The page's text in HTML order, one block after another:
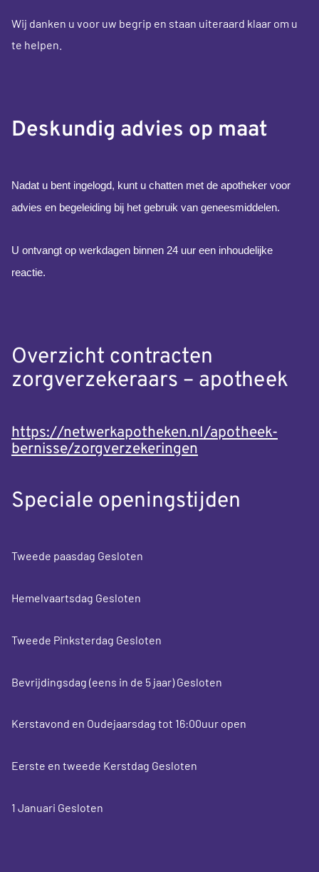
Wij danken u voor uw begrip en staan uiteraard klaar om u
te helpen.
Deskundig advies op maat
Nadat u bent ingelogd, kunt u chatten met de apotheker voor
advies en begeleiding bij het gebruik van geneesmiddelen.
U ontvangt op werkdagen binnen 24 uur een inhoudelijke
reactie.
Overzicht contracten
zorgverzekeraars – apotheek
https://netwerkapotheken.nl/apotheek-
bernisse/zorgverzekeringen
Speciale openingstijden
Tweede paasdag Gesloten
Hemelvaartsdag Gesloten
Tweede Pinksterdag Gesloten
Bevrijdingsdag (eens in de 5 jaar) Gesloten
Kerstavond en Oudejaarsdag tot 16:00uur open
Eerste en tweede Kerstdag Gesloten
1 Januari Gesloten